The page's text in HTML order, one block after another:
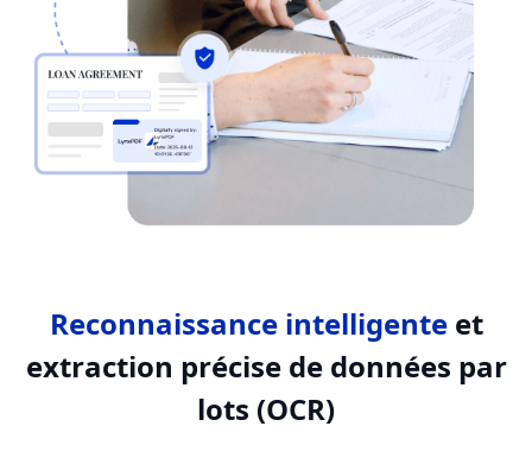
Reconnaissance intelligenteet
extraction précise de données par
lots (OCR)